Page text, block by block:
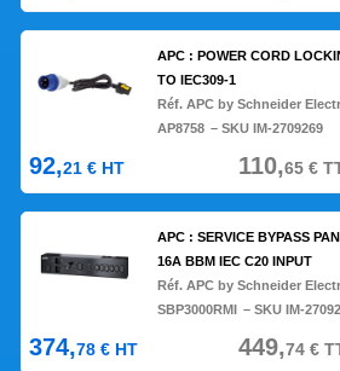
APC : POWER CORD
TO IEC309-1
Réf. APC by Schneider
AP8758 – SKU IM-2709269
92,21 € HT 110,65€
APC : SERVICE BYPASS
16A BBM IEC C20 INPUT
Réf. APC by Schneider
SBP3000RMI – SKU IM-
374,78 € HT 449,74€